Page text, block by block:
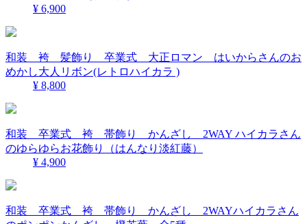
¥ 6,900
和装 袴 髪飾り 卒業式 大正ロマン はいからさんのお
めかし大人リボン(レトロハイカラ )
¥ 8,800
和装 卒業式 袴 帯飾り かんざし 2WAY ハイカラさん
のゆらゆらお花飾り（はんなり淡紅藤）
¥ 4,900
和装 卒業式 袴 帯飾り かんざし 2WAYハイカラさん